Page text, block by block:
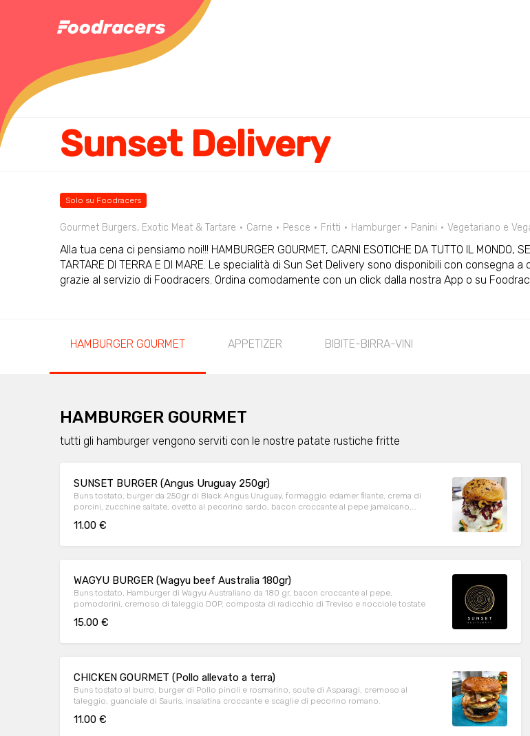
Sunset Delivery
Solo su Foodracers
Gourmet Burgers, Exotic Meat & Tartare Carne Pesce Fritti Hamburger Panini Vegetariano e
Alla tua cena ci pensiamo noi!!! HAMBURGER GOURMET, CARNI ESOTICHE DA TUTTO IL MONDO,
TARTARE DI TERRA E DI MARE. Le specialità di Sun Set Delivery sono disponibili con consegna a
grazie al servizio di Foodracers. Ordina comodamente con un click dalla nostra App o su
HAMBURGER GOURMET APPETIZER BIBITE-BIRRA-VINI
HAMBURGER GOURMET
tutti gli hamburger vengono serviti con le nostre patate rustiche fritte
SUNSET BURGER (Angus Uruguay 250gr)
Buns tostato, burger da 250gr di Black Angus Uruguay, formaggio edamer filante, crema di
porcini, zucchine saltate, ovetto al pecorino sardo, bacon croccante al pepe jamaicano,
11.00 €
WAGYU BURGER (Wagyu beef Australia 180gr)
Buns tostato, Hamburger di Wagyu Australiano da 180 gr, bacon croccante al pepe,
pomodorini, cremoso di taleggio DOP, composta di radicchio di Treviso e nocciole tostate
15.00 €
CHICKEN GOURMET (Pollo allevato a terra)
Buns tostato al burro, burger di Pollo pinoli e rosmarino, soute di Asparagi, cremoso al
taleggio, guanciale di Sauris, insalatina croccante e scaglie di pecorino romano.
11.00 €